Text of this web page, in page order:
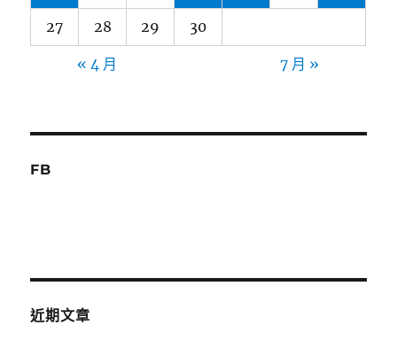
27 28 29 30
« 4 月 7 月 »
FB
近期文章